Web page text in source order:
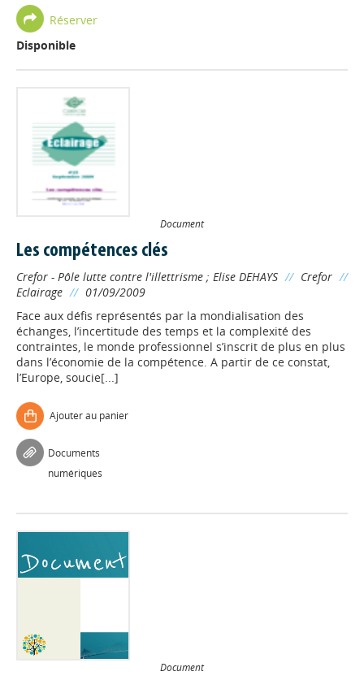
Réserver
Disponible
Document
Les compétences clés
Crefor - Pôle lutte contre l'illettrisme ; Elise DEHAYS // Crefor //
Eclairage // 01/09/2009
Face aux défis représentés par la mondialisation des
échanges, l’incertitude des temps et la complexité des
contraintes, le monde professionnel s’inscrit de plus en plus
dans l’économie de la compétence. A partir de ce constat,
l’Europe, soucie[...]
Ajouter au panier
Documents
numériques
Document